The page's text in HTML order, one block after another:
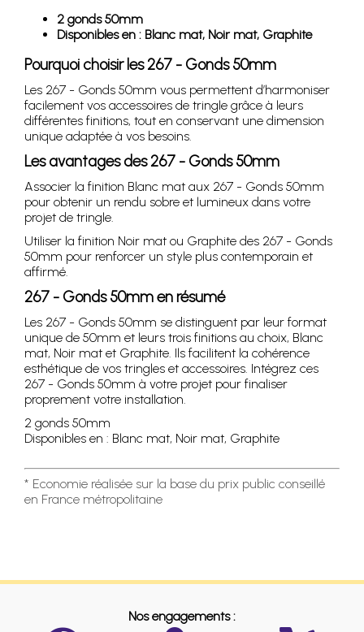
2 gonds 50mm
Disponibles en : Blanc mat, Noir mat, Graphite
Pourquoi choisir les 267 - Gonds 50mm
Les 267 - Gonds 50mm vous permettent d’harmoniser
facilement vos accessoires de tringle grâce à leurs
différentes finitions, tout en conservant une dimension
unique adaptée à vos besoins.
Les avantages des 267 - Gonds 50mm
Associer la finition Blanc mat aux 267 - Gonds 50mm
pour obtenir un rendu sobre et lumineux dans votre
projet de tringle.
Utiliser la finition Noir mat ou Graphite des 267 - Gonds
50mm pour renforcer un style plus contemporain et
affirmé.
267 - Gonds 50mm en résumé
Les 267 - Gonds 50mm se distinguent par leur format
unique de 50mm et leurs trois finitions au choix, Blanc
mat, Noir mat et Graphite. Ils facilitent la cohérence
esthétique de vos tringles et accessoires. Intégrez ces
267 - Gonds 50mm à votre projet pour finaliser
proprement votre installation.
2 gonds 50mm
Disponibles en : Blanc mat, Noir mat, Graphite
* Economie réalisée sur la base du prix public conseillé
en France métropolitaine
Nos engagements :